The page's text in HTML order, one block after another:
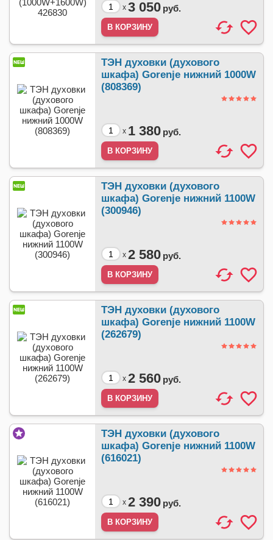
x 3 050 руб.
ТЭН духовки (духового
шкафа) Gorenje нижний 1000W
(808369)
x 1 380 руб.
ТЭН духовки (духового
шкафа) Gorenje нижний 1100W
(300946)
x 2 580 руб.
ТЭН духовки (духового
шкафа) Gorenje нижний 1100W
(262679)
x 2 560 руб.
ТЭН духовки (духового
шкафа) Gorenje нижний 1100W
(616021)
x 2 390 руб.